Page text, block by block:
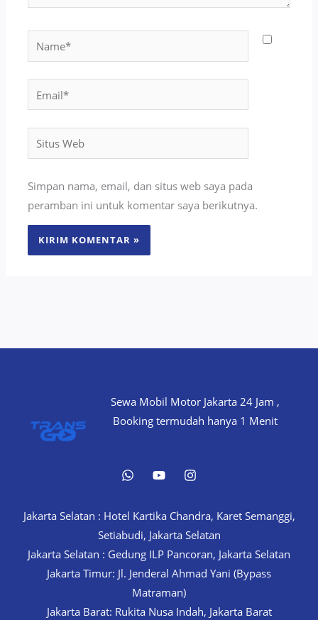
Name*
Situs
Web
Simpan nama, email, dan situs web saya pada
peramban ini untuk komentar saya berikutnya.
Sewa Mobil Motor Jakarta 24 Jam ,
Booking termudah hanya 1 Menit
Jakarta Selatan : Hotel Kartika Chandra, Karet Semanggi,
Setiabudi, Jakarta Selatan
Jakarta Selatan : Gedung ILP Pancoran, Jakarta Selatan
Jakarta Timur: Jl. Jenderal Ahmad Yani (Bypass
Matraman)
Jakarta Barat: Rukita Nusa Indah, Jakarta Barat